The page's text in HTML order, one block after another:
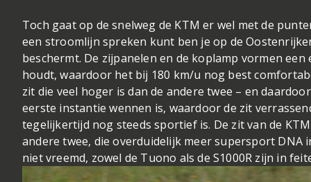
Toch gaat op de snelweg de KTM er wel met de
een stroomlijn spreken kunt ben je op de
beschermt. De zijpanelen en de koplamp vormen
houdt, waardoor het bij 180 km/u nog best
zit die veel hoger is dan de andere twee – en
eerste instantie wennen is, waardoor de zit
tegelijkertijd nog steeds sportief is. De zit van de
andere twee, die overduidelijk meer supersport DNA
niet vreemd, zowel de Tuono als de S1000R zijn in